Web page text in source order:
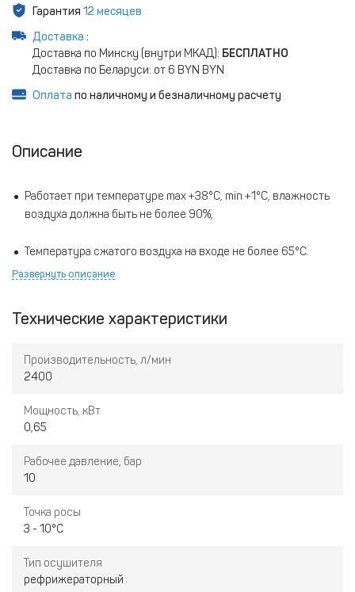
Гарантия 12 месяцев
Доставка :
Доставка по Минску (внутри МКАД): БЕСПЛАТНО
Доставка по Беларуси: от 6 BYN BYN
Оплата по наличному и безналичному расчету
Описание
Работает при температуре mах +38°С, min +1°С, влажность
воздуха должна быть не более 90%,
Температура сжатого воздуха на входе не более 65°С.
Развернуть описание
Технические характеристики
Производительность, л/мин
2400
Мощность, кВт
0,65
Рабочее давление, бар
10
Точка росы
3 - 10°С
Тип осушителя
рефрижераторный